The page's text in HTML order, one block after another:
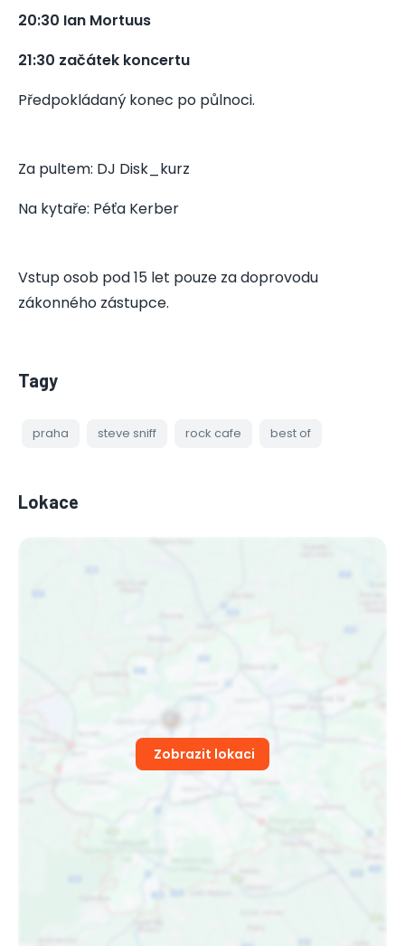
20:30 Ian Mortuus
21:30 začátek koncertu
Předpokládaný konec po půlnoci.
Za pultem: DJ Disk_kurz
Na kytaře: Péťa Kerber
Vstup osob pod 15 let pouze za doprovodu
zákonného zástupce.
Tagy
praha steve sniff rock cafe best of
Lokace
Zobrazit lokaci